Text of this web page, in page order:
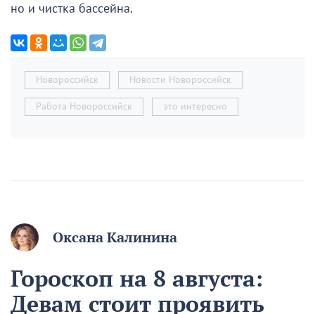
но и чистка бассейна.
Новороссийск Новости Новороссийск
Работа Новороссийск это интересно
Оксана Калинина
Гороскоп на 8 августа:
Девам стоит проявить